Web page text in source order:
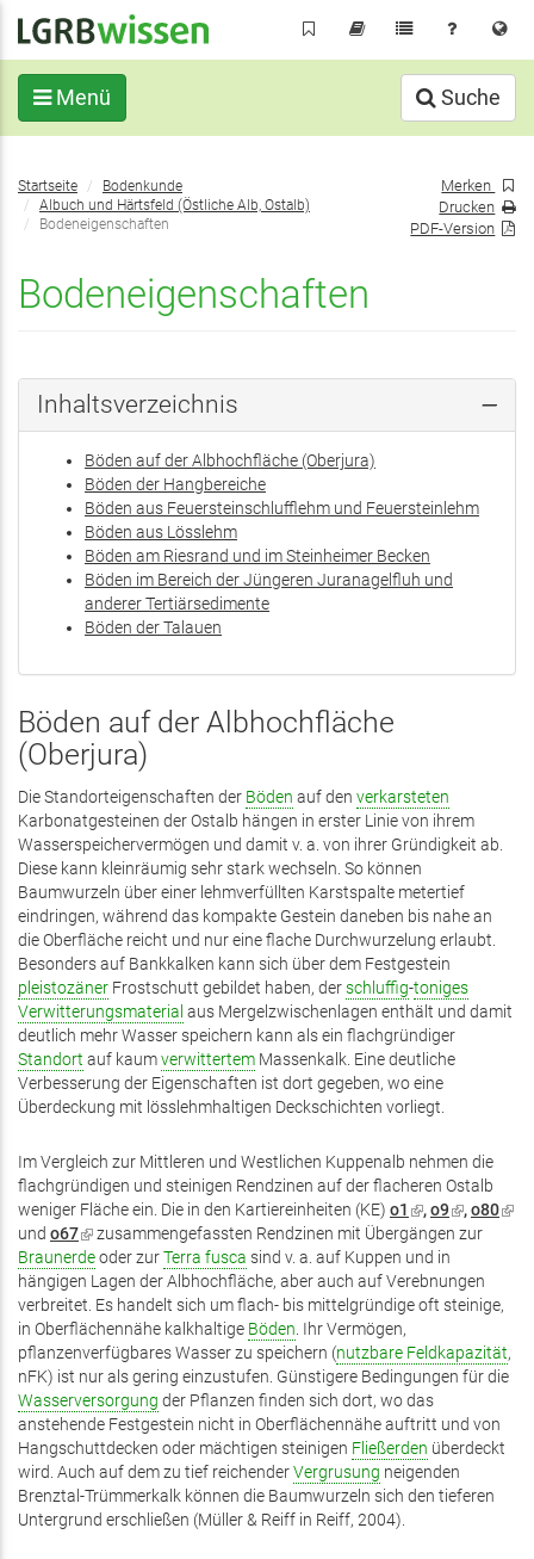
Inhalt
Menü Suche
Sie
befinden
sich
Startseite
Bodenkunde
Albuch und Härtsfeld (Östliche Alb, Ostalb)
Bodeneigenschaften
Bodeneigenschaften
Merken
Drucken
PDF-Version
Inhaltsverzeichnis
Böden auf der Albhochfläche (Oberjura)
Böden der Hangbereiche
Böden aus Feuersteinschlufflehm und Feuersteinlehm
Böden aus Lösslehm
Böden am Riesrand und im Steinheimer Becken
Böden im Bereich der Jüngeren Juranagelfluh und
anderer Tertiärsedimente
Böden der Talauen
Böden auf der Albhochfläche
(Oberjura)
Die Standorteigenschaften der Böden auf den verkarsteten
Karbonatgesteinen der Ostalb hängen in erster Linie von ihrem
Wasserspeichervermögen und damit v. a. von ihrer Gründigkeit ab.
Diese kann kleinräumig sehr stark wechseln. So können
Baumwurzeln über einer lehmverfüllten Karstspalte metertief
eindringen, während das kompakte Gestein daneben bis nahe an
die Oberfläche reicht und nur eine flache Durchwurzelung erlaubt.
Besonders auf Bankkalken kann sich über dem Festgestein
pleistozäner Frostschutt gebildet haben, derschluffig-toniges
Verwitterungsmaterial aus Mergelzwischenlagen enthält und damit
deutlich mehr Wasser speichern kann als ein flachgründiger
Standort auf kaumverwittertem Massenkalk. Eine deutliche
Verbesserung der Eigenschaften ist dort gegeben, wo eine
Überdeckung mit lösslehmhaltigen Deckschichten vorliegt.
Im Vergleich zur Mittleren und Westlichen Kuppenalb nehmen die
flachgründigen und steinigen Rendzinen auf der flacheren Ostalb
weniger Fläche ein. Die in den Kartiereinheiten (KE) o1 (Link
ist
extern)
,o9(Link
ist
,o80
und o67(Link
ist
extern)
zusammengefassten Rendzinen mit Übergängen zur
Braunerdeoder zurTerra fusca sind v. a. auf Kuppen und in
hängigen Lagen der Albhochfläche, aber auch auf Verebnungen
verbreitet. Es handelt sich um flach- bis mittelgründige oft steinige,
in Oberflächennähe kalkhaltige Böden. Ihr Vermögen,
pflanzenverfügbares Wasser zu speichern (nutzbare Feldkapazität,
nFK) ist nur als gering einzustufen. Günstigere Bedingungen für die
Wasserversorgung der Pflanzen finden sich dort, wo das
anstehende Festgestein nicht in Oberflächennähe auftritt und von
Hangschuttdecken oder mächtigen steinigen Fließerden überdeckt
wird. Auch auf dem zu tief reichenderVergrusung neigenden
Brenztal-Trümmerkalk können die Baumwurzeln sich den tieferen
Untergrund erschließen (Müller & Reiff in Reiff, 2004).